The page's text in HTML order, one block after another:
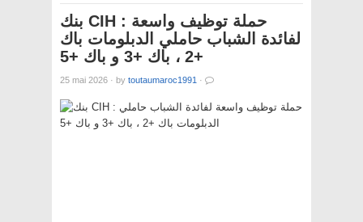
بنك CIH : حملة توظيف واسعة
لفائدة الشباب حاملي الدبلومات باك
+2 ، باك +3 و باك +5
25 mai 2026 · by toutaumaroc1991 ·